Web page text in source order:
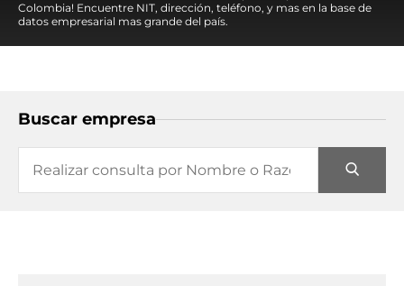
Colombia! Encuentre NIT, dirección, teléfono, y mas en la base de
datos empresarial mas grande del país.
Buscar empresa